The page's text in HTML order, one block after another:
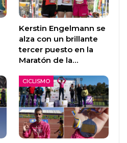
Kerstin Engelmann se
alza con un brillante
tercer puesto en la
Maratón de la…
CICLISMO